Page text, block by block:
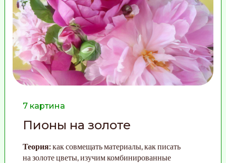
7 картина
Пионы на золоте
Теория:как совмещать материалы, как писать
на золоте цветы, изучим комбинированные